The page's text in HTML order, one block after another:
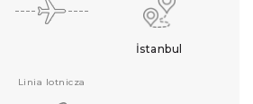
İstanbul
Linia lotnicza